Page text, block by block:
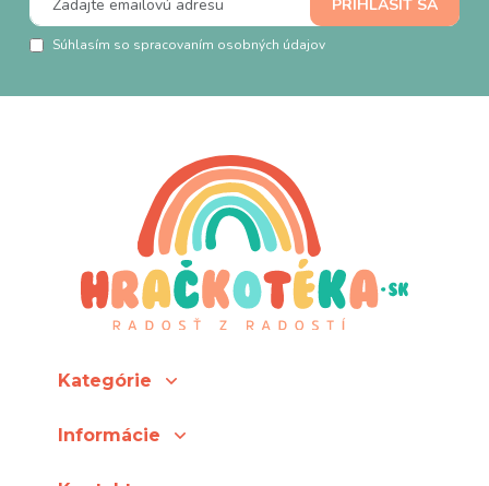
Súhlasím so spracovaním osobných údajov
Kategórie
Informácie